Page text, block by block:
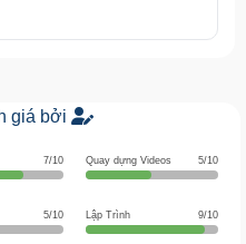
giá bởi
7/10 Quay dựng Videos 5/10
5/10 Lập Trình 9/10